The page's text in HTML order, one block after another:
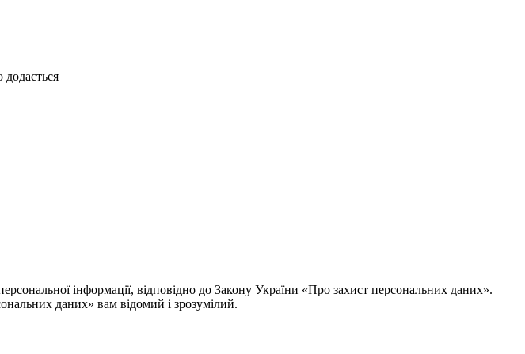
інформації, відповідно до Закону України «Про захист персональних даних».
даних» вам відомий і зрозумілий.